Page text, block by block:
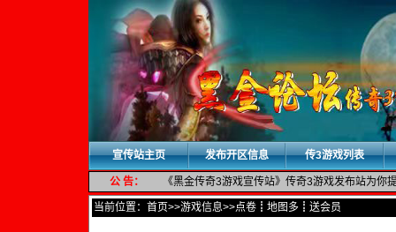
宣传站主页 发布开区信息 传3游戏列表
公 告： 《黑金传奇3游戏宣传站》传奇3游戏发布站为
当前位置： 首页>>游戏信息>>点卷┋地图多┋送会员